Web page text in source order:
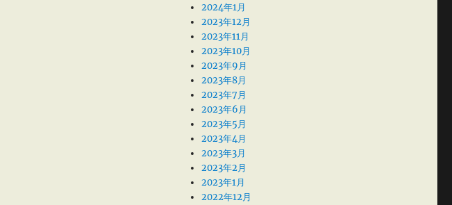
2024年1月
2023年12月
2023年11月
2023年10月
2023年9月
2023年8月
2023年7月
2023年6月
2023年5月
2023年4月
2023年3月
2023年2月
2023年1月
2022年12月